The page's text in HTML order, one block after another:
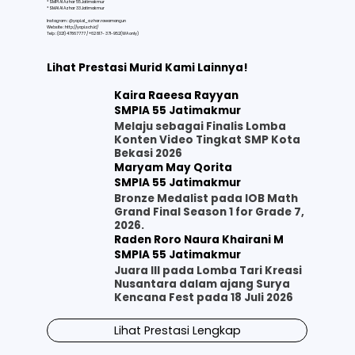
* SMPI Al Azhar 55 Jatimakmur
* SMAI Al Azhar 33 Jatimakmur
Instagram : @yapi.al_azhar.rawamangun
Website :http://yapi.sch.id/
Telp : (021) 47867777 / +62 817- 371-952(WA only)
Lihat Prestasi Murid Kami Lainnya!
Kaira Raeesa Rayyan
SMPIA 55 Jatimakmur
Melaju sebagai Finalis Lomba
Konten Video Tingkat SMP Kota
Bekasi 2026
Maryam May Qorita
SMPIA 55 Jatimakmur
Bronze Medalist pada IOB Math
Grand Final Season 1 for Grade 7,
2026.
Raden Roro Naura Khairani M
SMPIA 55 Jatimakmur
Juara III pada Lomba Tari Kreasi
Nusantara dalam ajang Surya
Kencana Fest pada 18 Juli 2026
Lihat Prestasi Lengkap